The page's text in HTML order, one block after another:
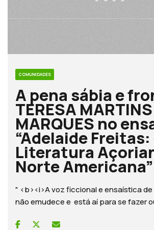
COMUNIDADES
A pena sábia e
TERESA MARTINS
MARQUES no
“Adelaide Freitas:
Literatura
Norte Americana”
" <b><i>A voz ficcional e ensaística de
não emudece e está aí para se fazer